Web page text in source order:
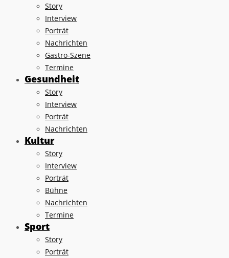
Story
Interview
Porträt
Nachrichten
Gastro-Szene
Termine
Gesundheit
Story
Interview
Porträt
Nachrichten
Kultur
Story
Interview
Porträt
Bühne
Nachrichten
Termine
Sport
Story
Porträt